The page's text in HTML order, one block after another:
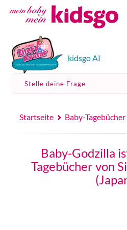
kidsgo AI
Stelle deine Frage
Startseite Baby-Tagebücher
Baby-Godzilla
Tagebücher von